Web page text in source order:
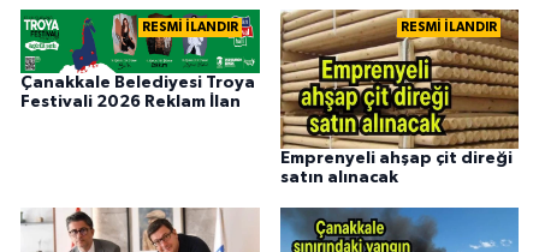
RESMİ İLANDIR
Çanakkale Belediyesi Troya
Festivali 2026 Reklam İlan
RESMİ İLANDIR
Emprenyeli ahşap çit direği
satın alınacak